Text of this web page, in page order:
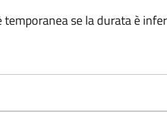
temporanea se la durata è